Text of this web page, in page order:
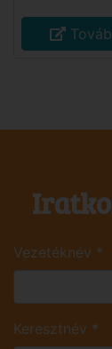
Vezetéknév *
Keresztnév *